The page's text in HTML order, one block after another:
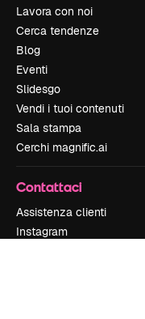
Lavora con noi
Cerca tendenze
Blog
Eventi
Slidesgo
Vendi i tuoi contenuti
Sala stampa
Cerchi magnific.ai
Contattaci
Assistenza clienti
Instagram